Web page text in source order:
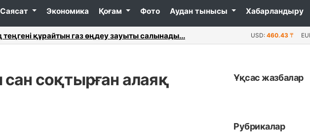
Саясат Экономика Қоғам Фото Аудан тынысы Хабарландыру
Жалақысы 2000$ болатын шетелдік мұнай компаниясына орналасқан
USD: 460.43 ₸
соқтырған алаяқ
Ұқсас жазбалар
Рубрикалар